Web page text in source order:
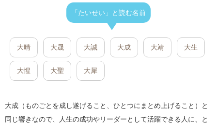
「たいせい」と読む名前
大晴 大晟 大誠 大成 大靖 大生
大惺 大聖 大犀
大成（ものごとを成し遂げること、ひとつにまとめ上げること）と
同じ響きなので、人生の成功やリーダーとして活躍できる人に、と